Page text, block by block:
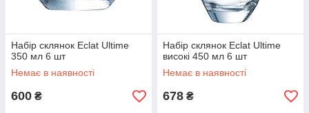
Набір склянок Eclat Ultime
350 мл 6 шт
Немає в наявності
600 ₴
Набір склянок Eclat Ultime
високі 450 мл 6 шт
Немає в наявності
678 ₴